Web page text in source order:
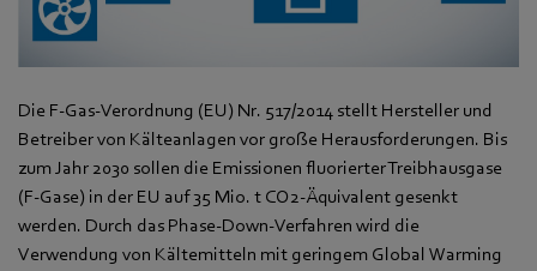
Die F-Gas-Verordnung (EU) Nr. 517/2014 stellt Hersteller und
Betreiber von Kälteanlagen vor große Herausforderungen. Bis
zum Jahr 2030 sollen die Emissionen fluorierter Treibhausgase
(F-Gase) in der EU auf 35 Mio. t CO2-Äquivalent gesenkt
werden. Durch das Phase-Down-Verfahren wird die
Verwendung von Kältemitteln mit geringem Global Warming